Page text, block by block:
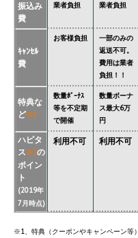
振込み
費
業者負担 業者負担
ｷｬﾝｾﾙ
費
お客様負担
一部のみの
返送不可。
費用は業者
負担！！
特典な
ど※1
数量ﾎﾞｰﾅｽ
等を不定期
で開催
数量ボーナ
ス最大6万
円
ハピタ
ス※2の
ポイン
ト
(2019年
7月時点)
利用不可 利用不可
※1、特典（クーポンやキャンペーン等